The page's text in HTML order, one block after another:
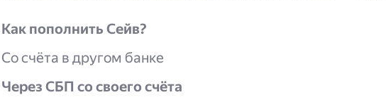
Как пополнить Сейв?
Со счёта в другом банке
Через СБП со своего счёта